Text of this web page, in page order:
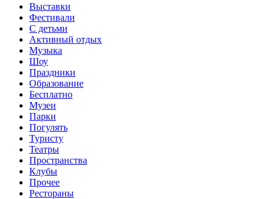
Выставки
Фестивали
С детьми
Активный отдых
Музыка
Шоу
Праздники
Образование
Бесплатно
Музеи
Парки
Погулять
Туристу
Театры
Пространства
Клубы
Прочее
Рестораны